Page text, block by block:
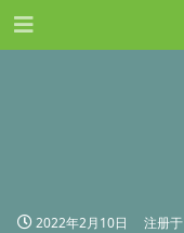
2022年2月10日 注册于